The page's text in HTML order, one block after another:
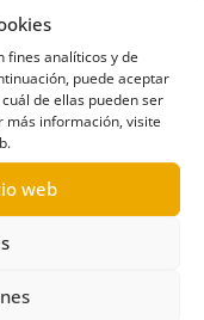
fines analíticos y de
puede aceptar
de ellas pueden ser
más información, visite
web
de
en
|